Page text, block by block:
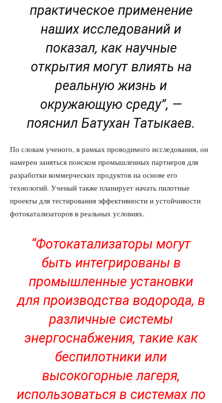
практическое применение
наших исследований и
показал, как научные
открытия могут влиять на
реальную жизнь и
окружающую среду”, —
пояснил Батухан Татыкаев.
По словам ученого, в рамках проводимого исследования, он
намерен заняться поиском промышленных партнеров для
разработки коммерческих продуктов на основе его
технологий. Ученый также планирует начать пилотные
проекты для тестирования эффективности и устойчивости
фотокатализаторов в реальных условиях.
“Фотокатализаторы могут
быть интегрированы в
промышленные установки
для производства водорода, в
различные системы
энергоснабжения, такие как
беспилотники или
высокогорные лагеря,
использоваться в системах по